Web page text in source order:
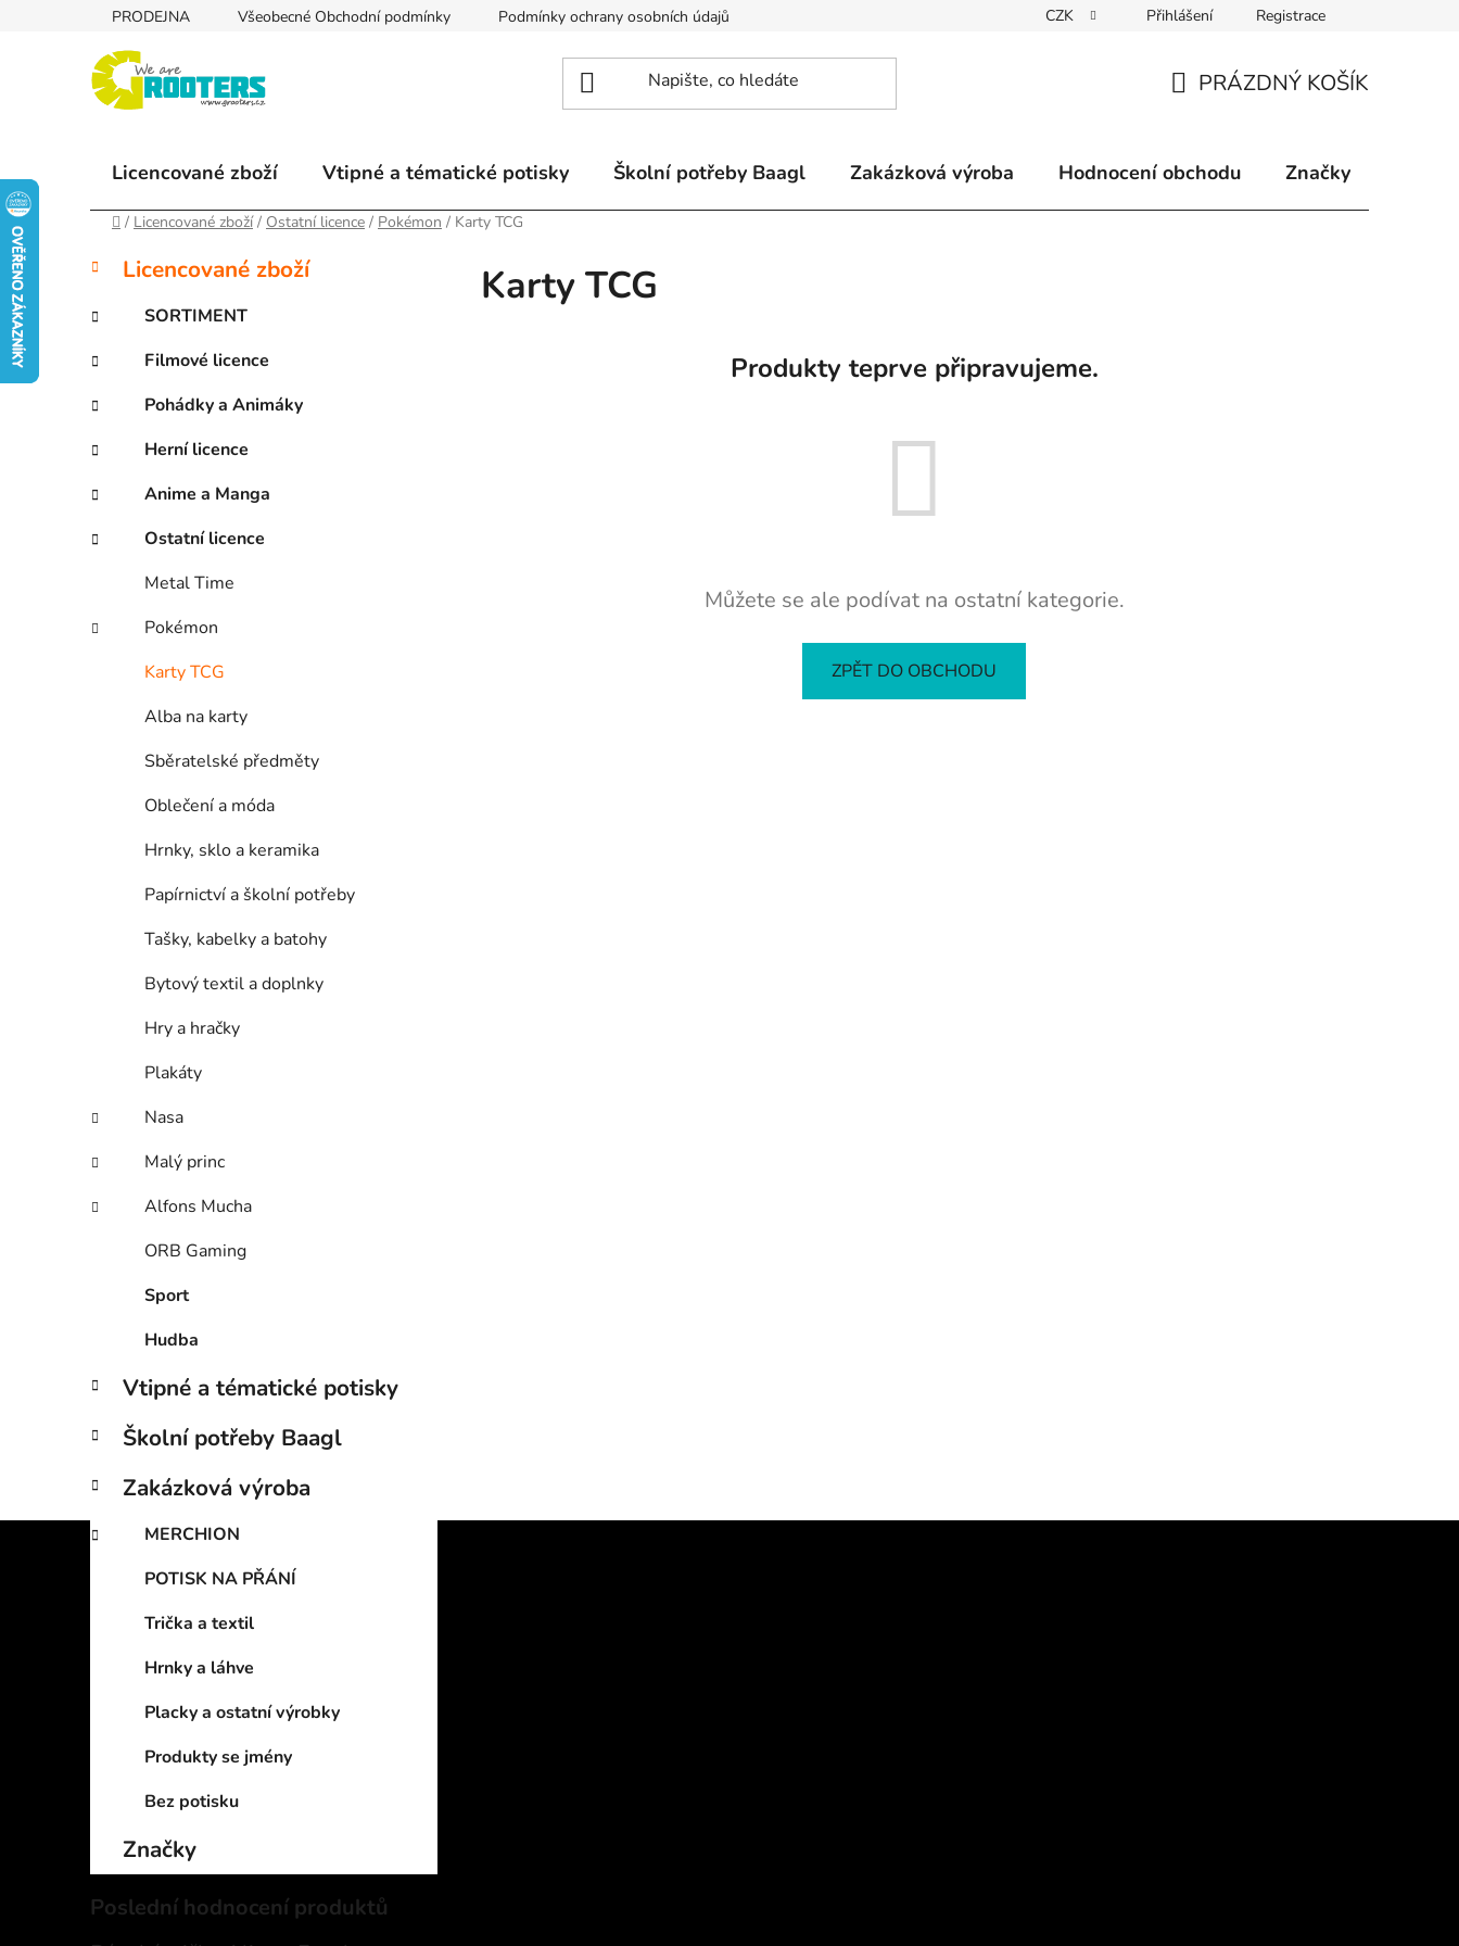
PRODEJNA Všeobecné Obchodní podmínky Podmínky ochrany osobních údajů Způsoby doručení Kontakty
CZK Přihlášení Registrace
KOŠÍK
PRÁZDNÝ KOŠÍK
Licencované zboží Vtipné a tématické potisky Školní potřeby Baagl Zakázková výroba Hodnocení obchodu Značky
Domů
/ Licencované zboží / Ostatní licence / Pokémon / Karty TCG
P
s
r
a
n
í
p
a
l
Přeskočit
kategorie
K
a
e
g
o
r
e
Licencované zboží
SORTIMENT
Filmové licence
Pohádky a Animáky
Herní licence
Anime a Manga
Ostatní licence
Metal Time
Pokémon
Karty TCG
Alba na karty
Sběratelské předměty
Oblečení a móda
Hrnky, sklo a keramika
Papírnictví a školní potřeby
Tašky, kabelky a batohy
Bytový textil a doplnky
Hry a hračky
Plakáty
Nasa
Malý princ
Alfons Mucha
ORB Gaming
Sport
Hudba
Vtipné a tématické potisky
Školní potřeby Baagl
Zakázková výroba
MERCHION
POTISK NA PŘÁNÍ
Trička a textil
Hrnky a láhve
Placky a ostatní výrobky
Produkty se jmény
Bez potisku
Značky
Poslední hodnocení produktů
Karty TCG
Produkty teprve připravujeme.
Můžete se ale podívat na ostatní kategorie.
ZPĚT DO OBCHODU